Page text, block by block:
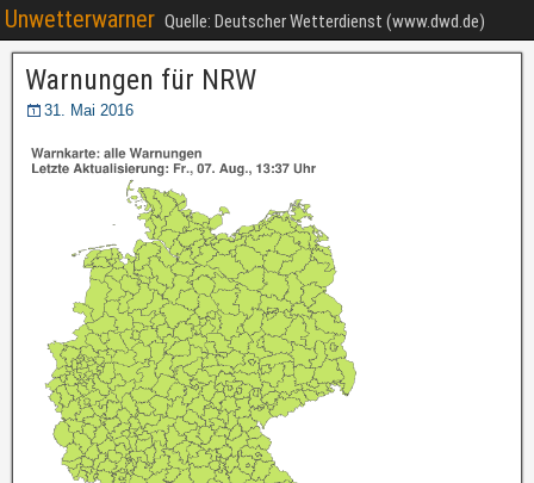
Unwetterwarner Quelle: Deutscher Wetterdienst (www.dwd.de)
Warnungen für NRW
31. Mai 2016